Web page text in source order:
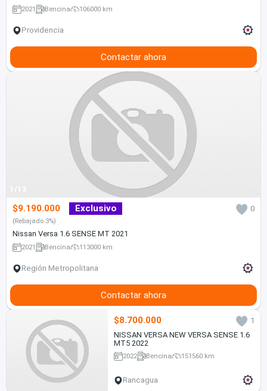
2021 Bencina 106000 km
Providencia
Contactar ahora
1/13
$9.190.000 Exclusivo 0
(Rebajado 3%)
Nissan Versa 1.6 SENSE MT 2021
2021 Bencina 113000 km
Región Metropolitana
Contactar ahora
$8.700.000
1
NISSAN VERSA NEW VERSA SENSE 1.6
MT5 2022
2022 Bencina 151560 km
Rancagua